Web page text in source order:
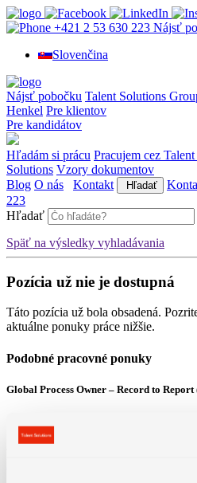
+421 2 53 630 223 Nájsť
Slovenčina
Nájsť pobočku Talent Solutions
Henkel Pre klientov
Pre kandidátov
Hľadám si prácu Pracujem cez
Solutions Vzory dokumentov
Blog O nás Kontakt Hľadať
223
Hľadať
Späť na výsledky vyhladávania
Pozícia už nie je dostupná
Táto pozícia už bola obsadená.
aktuálne ponuky práce nižšie.
Podobné pracovné ponuky
Global Process Owner – Record to Report
3800 - 4600 € + 13. plat + výkonnostný